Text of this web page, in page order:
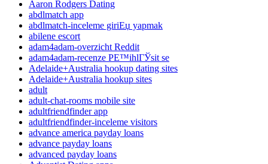
Aaron Rodgers Dating
abdlmatch app
abdlmatch-inceleme giriЕџ yapmak
abilene escort
adam4adam-overzicht Reddit
adam4adam-recenze PЕ™ihlГЎsit se
Adelaide+Australia hookup dating sites
Adelaide+Australia hookup sites
adult
adult-chat-rooms mobile site
adultfriendfinder app
adultfriendfinder-inceleme visitors
advance america payday loans
advance payday loans
advanced payday loans